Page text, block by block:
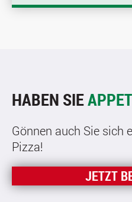
HABEN SIE
Gönnen auch Sie sich
Pizza!
JETZT